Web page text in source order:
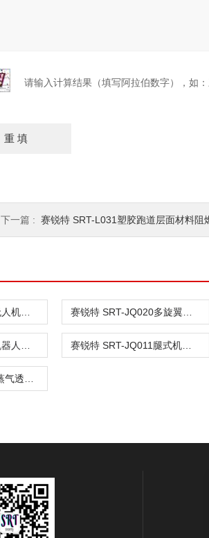
请输入计算结果（填写阿拉伯数字），如
下一篇 : 赛锐特 SRT-L031塑胶跑道层面材料阻燃试验机 专业操